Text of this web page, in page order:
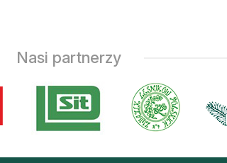
Nasi partnerzy